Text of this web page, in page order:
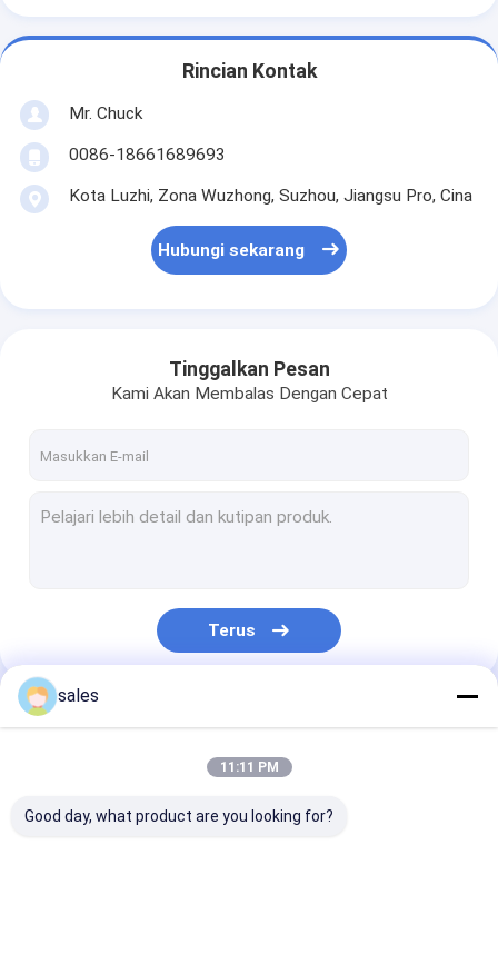
Rincian Kontak
Mr. Chuck
0086-18661689693
Kota Luzhi, Zona Wuzhong, Suzhou, Jiangsu Pro, Cina
Hubungi sekarang
Tinggalkan Pesan
Kami Akan Membalas Dengan Cepat
Terus
Kategori Kami
sales
11:11 PM
Good day, what product are you looking for?